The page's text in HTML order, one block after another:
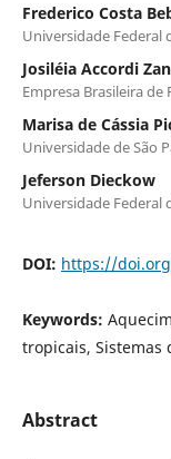
Frederico Costa
Universidade Federal
Josiléia Accordi
Empresa Brasileira
Marisa de Cássia
Universidade de São
Jeferson Dieckow
Universidade Federal
DOI: https://
Keywords:
tropicais, Sistemas
Abstract